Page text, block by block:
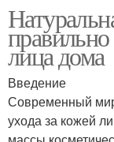
лица дома
Введение
Современный
ухода за кожей